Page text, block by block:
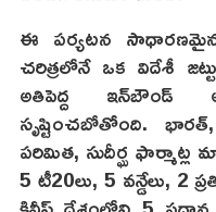
ఈ పర్యటన
చరిత్రలోనే ఒక విదేశీ
అతిపెద్ద ఇన్‌బౌండ్
సృష్టించబోతోంది.
పరిమిత, సుదీర్ఘ
5 టీ20లు, 5 వన్డేలు, 2